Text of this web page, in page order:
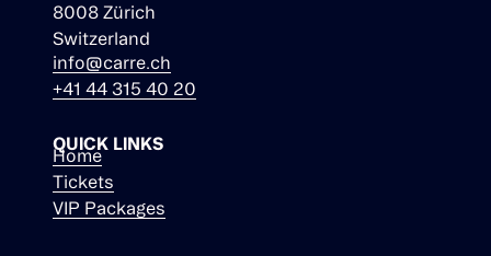
8008 Zürich
Switzerland
info@carre.ch
+41 44 315 40 20
QUICK LINKS
Home
Tickets
VIP Packages